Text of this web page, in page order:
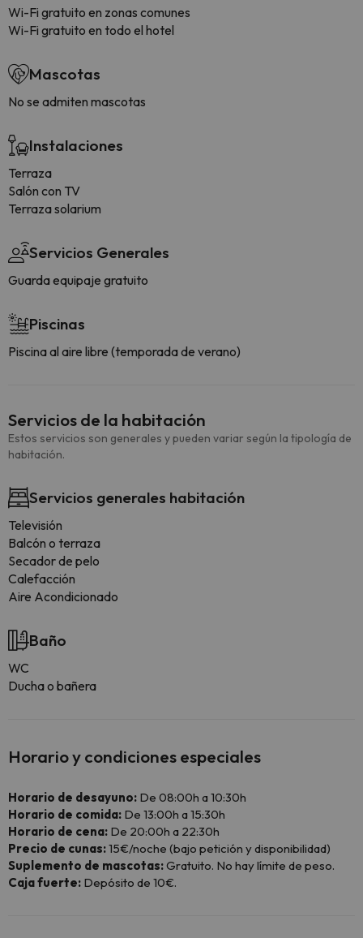
Wi-Fi gratuito en zonas comunes
Wi-Fi gratuito en todo el hotel
Mascotas
No se admiten mascotas
Instalaciones
Terraza
Salón con TV
Terraza solarium
Servicios Generales
Guarda equipaje gratuito
Piscinas
Piscina al aire libre (temporada de verano)
Servicios de la habitación
Estos servicios son generales y pueden variar según la tipología de
habitación.
Servicios generales habitación
Televisión
Balcón o terraza
Secador de pelo
Calefacción
Aire Acondicionado
Baño
WC
Ducha o bañera
Horario y condiciones especiales
Horario de desayuno: De 08:00h a 10:30h
Horario de comida: De 13:00h a 15:30h
Horario de cena: De 20:00h a 22:30h
Precio de cunas:15€/noche (bajo petición y disponibilidad)
Suplemento de mascotas:Gratuito. No hay límite de peso.
Caja fuerte: Depósito de 10€.